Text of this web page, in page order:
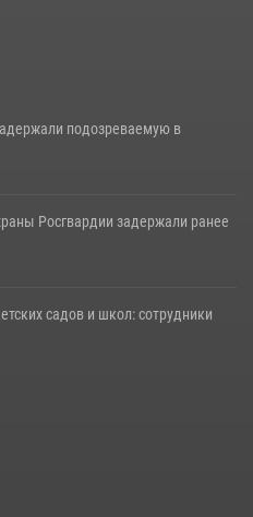
подозреваемую в
Росгвардии задержали ранее
садов и школ: сотрудники